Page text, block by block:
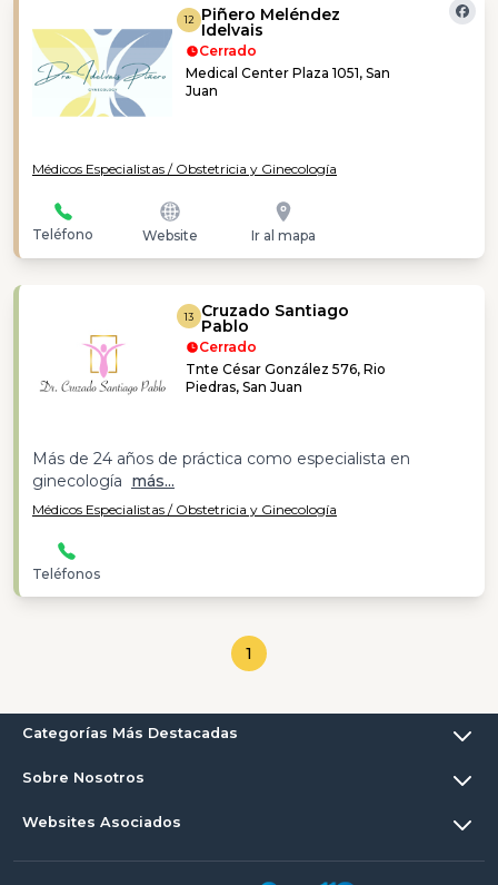
12 Piñero Meléndez
Idelvais
Cerrado
Medical Center Plaza 1051, San
Juan
Médicos Especialistas / Obstetricia y Ginecología
Teléfono Website Ir al mapa
13 Cruzado Santiago
Pablo
Cerrado
Tnte César González 576, Rio
Piedras, San Juan
Más de 24 años de práctica como especialista en
ginecología más...
Médicos Especialistas / Obstetricia y Ginecología
Teléfonos
1
Categorías Más Destacadas
Sobre Nosotros
Websites Asociados